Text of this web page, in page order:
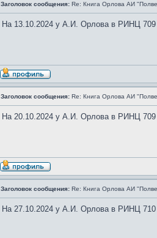
Заголовок сообщения: Re: Книга Орлова АИ
На 13.10.2024 у А.И. Орлова в РИНЦ 709
Заголовок сообщения: Re: Книга Орлова АИ
На 20.10.2024 у А.И. Орлова в РИНЦ 709
Заголовок сообщения: Re: Книга Орлова АИ
На 27.10.2024 у А.И. Орлова в РИНЦ 710